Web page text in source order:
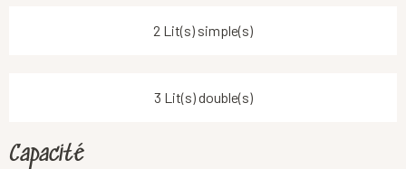
2 Lit(s) simple(s)
3 Lit(s) double(s)
Capacité